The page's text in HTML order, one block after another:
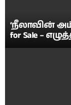
‘நீலாவின்
for Sale –